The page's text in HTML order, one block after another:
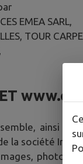
EMEA SARL,
TOUR
ainsi
la société